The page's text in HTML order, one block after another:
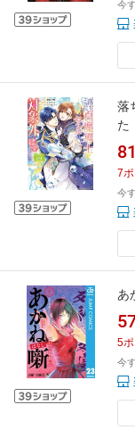
今
落
た
籍
7
今
あ
5
今